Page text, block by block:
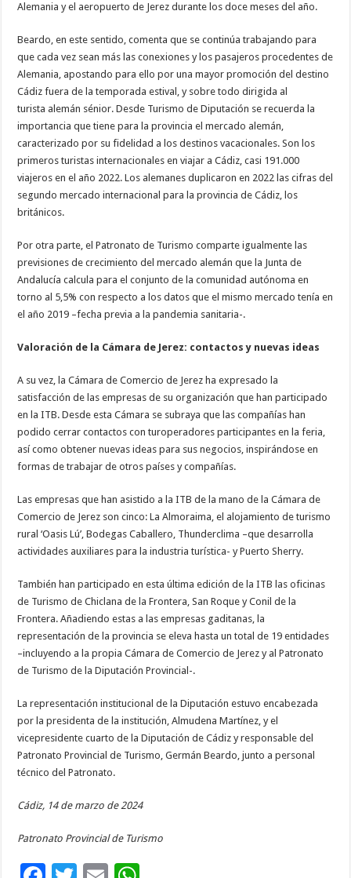
Alemania y el aeropuerto de Jerez durante los doce meses del año.
Beardo, en este sentido, comenta que se continúa trabajando para
que cada vez sean más las conexiones y los pasajeros procedentes de
Alemania, apostando para ello por una mayor promoción del destino
Cádiz fuera de la temporada estival, y sobre todo dirigida al
turista alemán sénior. Desde Turismo de Diputación se recuerda la
importancia que tiene para la provincia el mercado alemán,
caracterizado por su fidelidad a los destinos vacacionales. Son los
primeros turistas internacionales en viajar a Cádiz, casi 191.000
viajeros en el año 2022. Los alemanes duplicaron en 2022 las cifras del
segundo mercado internacional para la provincia de Cádiz, los
británicos.
Por otra parte, el Patronato de Turismo comparte igualmente las
previsiones de crecimiento del mercado alemán que la Junta de
Andalucía calcula para el conjunto de la comunidad autónoma en
torno al 5,5% con respecto a los datos que el mismo mercado tenía en
el año 2019 –fecha previa a la pandemia sanitaria-.
Valoración de la Cámara de Jerez: contactos y nuevas ideas
A su vez, la Cámara de Comercio de Jerez ha expresado la
satisfacción de las empresas de su organización que han participado
en la ITB. Desde esta Cámara se subraya que las compañías han
podido cerrar contactos con turoperadores participantes en la feria,
así como obtener nuevas ideas para sus negocios, inspirándose en
formas de trabajar de otros países y compañías.
Las empresas que han asistido a la ITB de la mano de la Cámara de
Comercio de Jerez son cinco: La Almoraima, el alojamiento de turismo
rural ‘Oasis Lú’, Bodegas Caballero, Thunderclima –que desarrolla
actividades auxiliares para la industria turística- y Puerto Sherry.
También han participado en esta última edición de la ITB las oficinas
de Turismo de Chiclana de la Frontera, San Roque y Conil de la
Frontera. Añadiendo estas a las empresas gaditanas, la
representación de la provincia se eleva hasta un total de 19 entidades
–incluyendo a la propia Cámara de Comercio de Jerez y al Patronato
de Turismo de la Diputación Provincial-.
La representación institucional de la Diputación estuvo encabezada
por la presidenta de la institución, Almudena Martínez, y el
vicepresidente cuarto de la Diputación de Cádiz y responsable del
Patronato Provincial de Turismo, Germán Beardo, junto a personal
técnico del Patronato.
Cádiz, 14 de marzo de 2024
Patronato Provincial de Turismo